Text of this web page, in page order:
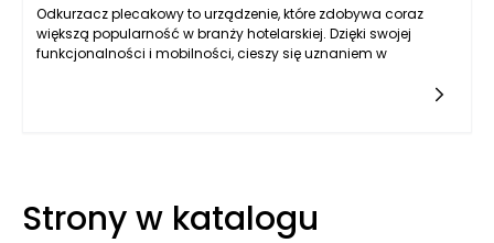
Odkurzacz plecakowy to urządzenie, które zdobywa coraz
większą popularność w branży hotelarskiej. Dzięki swojej
funkcjonalności i mobilności, cieszy się uznaniem w
Strony w katalogu